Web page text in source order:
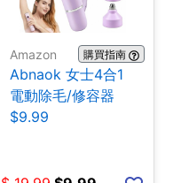
Amazon 購買指南
Abnaok 女士4合1
電動除毛/修容器
$9.99